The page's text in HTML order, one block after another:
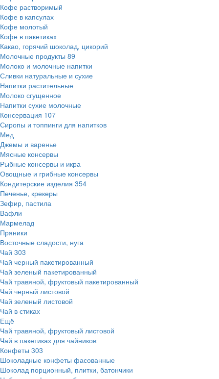
Кофе растворимый
Кофе в капсулах
Кофе молотый
Кофе в пакетиках
Какао, горячий шоколад, цикорий
Молочные продукты 89
Молоко и молочные напитки
Сливки натуральные и сухие
Напитки растительные
Молоко сгущенное
Напитки сухие молочные
Консервация 107
Сиропы и топпинги для напитков
Мед
Джемы и варенье
Мясные консервы
Рыбные консервы и икра
Овощные и грибные консервы
Кондитерские изделия 354
Печенье, крекеры
Зефир, пастила
Вафли
Мармелад
Пряники
Восточные сладости, нуга
Чай 303
Чай черный пакетированный
Чай зеленый пакетированный
Чай травяной, фруктовый пакетированный
Чай черный листовой
Чай зеленый листовой
Чай в стиках
Ещё
Чай травяной, фруктовый листовой
Чай в пакетиках для чайников
Конфеты 303
Шоколадные конфеты фасованные
Шоколад порционный, плитки, батончики